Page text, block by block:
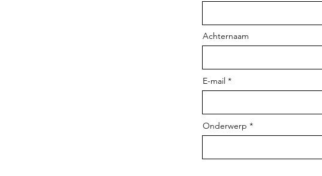
Achternaam
E-mail
Onderwerp